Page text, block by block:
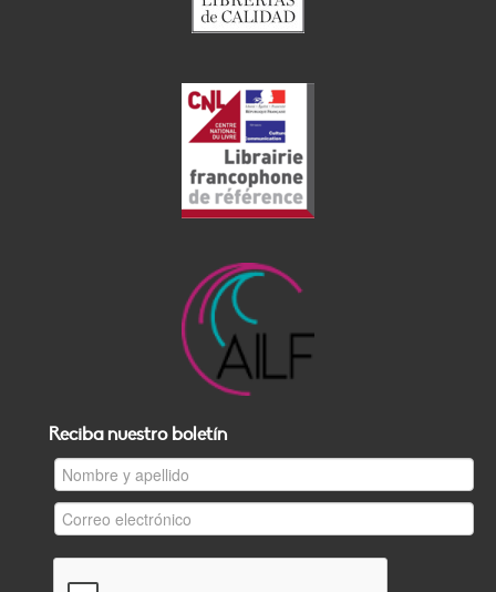
Reciba nuestro boletín